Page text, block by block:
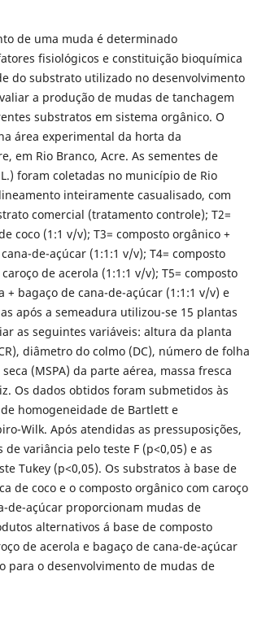
de uma muda é determinado
fisiológicos e constituição bioquímica
do substrato utilizado no desenvolvimento
a produção de mudas de tanchagem
substratos em sistema orgânico. O
área experimental da horta da
em Rio Branco, Acre. As sementes de
L.) foram coletadas no município de Rio
inteiramente casualisado, com
comercial (tratamento controle); T2=
coco (1:1 v/v); T3= composto orgânico +
de-açúcar (1:1:1 v/v); T4= composto
de acerola (1:1:1 v/v); T5= composto
+ bagaço de cana-de-açúcar (1:1:1 v/v) e
após a semeadura utilizou-se 15 plantas
as seguintes variáveis: altura da planta
diâmetro do colmo (DC), número de folha
(MSPA) da parte aérea, massa fresca
Os dados obtidos foram submetidos às
homogeneidade de Bartlett e
Wilk. Após atendidas as pressuposições,
variância pelo teste F (p<0,05) e as
Tukey (p<0,05). Os substratos à base de
de coco e o composto orgânico com caroço
de-açúcar proporcionam mudas de
alternativos á base de composto
de acerola e bagaço de cana-de-açúcar
para o desenvolvimento de mudas de